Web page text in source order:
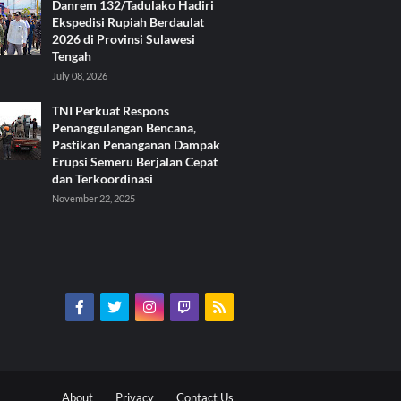
Danrem 132/Tadulako Hadiri
Ekspedisi Rupiah Berdaulat
2026 di Provinsi Sulawesi
Tengah
July 08, 2026
TNI Perkuat Respons
Penanggulangan Bencana,
Pastikan Penanganan Dampak
Erupsi Semeru Berjalan Cepat
dan Terkoordinasi
November 22, 2025
About Privacy Contact Us